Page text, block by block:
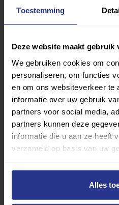
Toestemming
Deze website maakt gebruik
We gebruiken cookies om
personaliseren, om functies
en om ons websiteverkeer te
informatie over uw gebruik
partners voor social media,
partners kunnen deze
informatie die u aan ze heeft
verzameld op basis van uw
Alles
gekozen, kan ik me goed
ik het keer op keer blijf
gekost, die na verloop van
kwamen. Mijn liefde voor
confronterend. Het geeft
een relatie om gaat. Niet om
niet om het uiterlijk en niet
Sander om gaat is zijn hart.
graag bij elkaar zijn. Als we
aan tafel zitten met lekker
Deel dit bericht